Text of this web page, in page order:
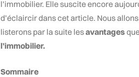
l’immobilier. Elle suscite encore
d’éclaircir dans cet article. Nous
listerons par la suite lesavantages
l’immobilier.
Sommaire